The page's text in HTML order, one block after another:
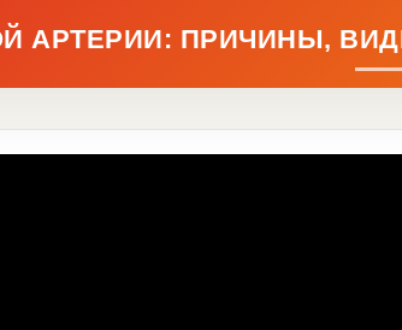
АРТЕРИИ: ПРИЧИНЫ,